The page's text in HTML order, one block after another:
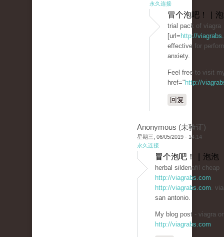
永久连接
冒个泡吧！ |
trial pack of viagra
[url= http://
effective for
anxiety.
Feel free to visit
href=" http://
回复
Anonymous (未验证)
星期三, 06/05/2019 - 14:14
永久连接
冒个泡吧！ | 泡泡
herbal sildenafil cheap
http://viagrabs.com
http://viagrabs.com.
san antonio.
My blog post - viagra
http://viagrabs.com